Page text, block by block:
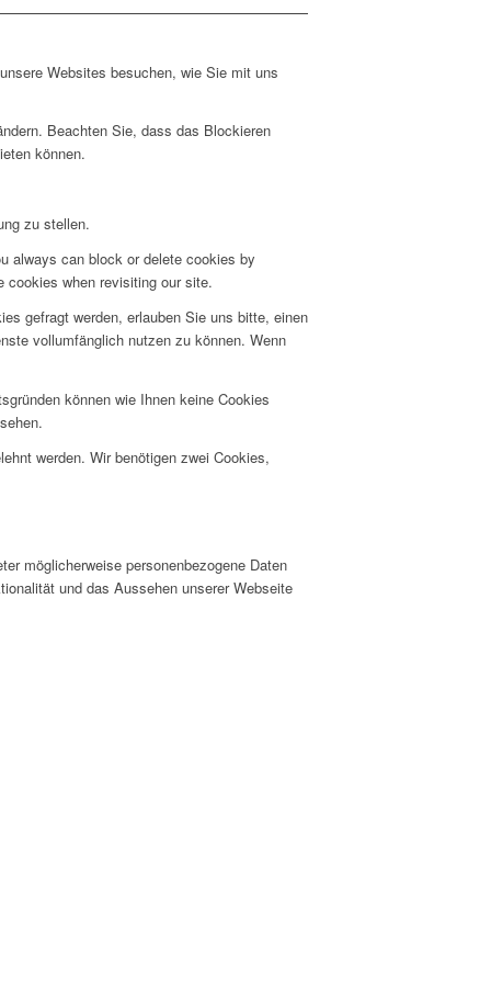
Websites besuchen, wie Sie mit uns
Beachten Sie, dass das Blockieren
können.
zu stellen.
always can block or delete cookies by
when revisiting our site.
gefragt werden, erlauben Sie uns bitte, einen
vollumfänglich nutzen zu können. Wenn
können wie Ihnen keine Cookies
werden. Wir benötigen zwei Cookies,
möglicherweise personenbezogene Daten
und das Aussehen unserer Webseite